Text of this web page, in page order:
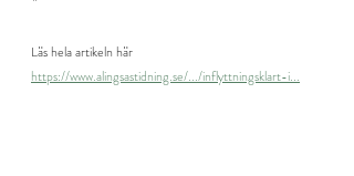
Läs hela artikeln här
https://www.alingsastidning.se/.../inflyttningsklart-i...